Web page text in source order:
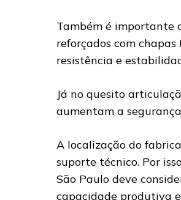
Também é importante
reforçados com
resistência e
Já no quesito
aumentam a
A localização do
suporte técnico. Por
São Paulo deve
capacidade produtiva